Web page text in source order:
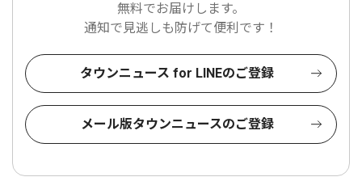
無料でお届けします。
通知で見逃しも防げて便利です！
タウンニュース for LINEのご登録
メール版タウンニュースのご登録